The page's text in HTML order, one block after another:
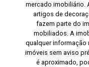
mercado imobiliário.
artigos de
fazem parte do
mobiliados. A
qualquer informação
imóveis sem aviso
é aproximado,